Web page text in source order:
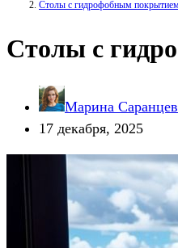
Столы с гидрофобным
Столы с
Марина
17 декабря, 2025